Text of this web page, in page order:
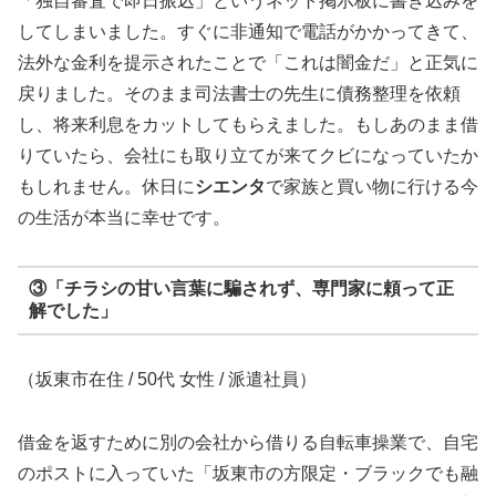
してしまいました。すぐに非通知で電話がかかってきて、
法外な金利を提示されたことで「これは闇金だ」と正気に
戻りました。そのまま司法書士の先生に債務整理を依頼
し、将来利息をカットしてもらえました。もしあのまま借
りていたら、会社にも取り立てが来てクビになっていたか
もしれません。休日にシエンタで家族と買い物に行ける今
の生活が本当に幸せです。
③「チラシの甘い言葉に騙されず、専門家に頼って正
解でした」
（坂東市在住 / 50代 女性 / 派遣社員）
借金を返すために別の会社から借りる自転車操業で、自宅
のポストに入っていた「坂東市の方限定・ブラックでも融